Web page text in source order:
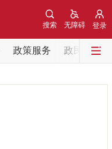
登录
无障碍
搜索
政策服务 政民互动